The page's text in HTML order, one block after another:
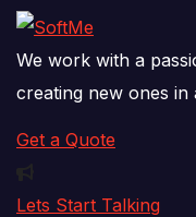
We work with a
creating new ones in
Get a Quote
Lets Start Talking